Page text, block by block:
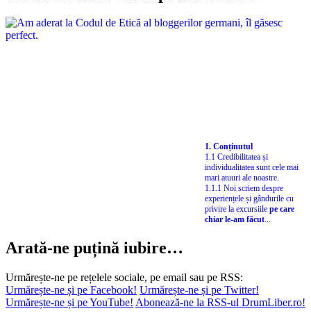
1. Conținutul
1.1 Credibilitatea și
individualitatea sunt cele mai
mari atuuri ale noastre.
1.1.1 Noi scriem despre
experiențele și gândurile cu
privire la excursiile pe care
chiar le-am făcut...
Arată-ne puțină iubire…
Urmărește-ne pe rețelele sociale, pe email sau pe RSS:
Urmărește-ne și pe Facebook! Urmărește-ne și pe Twitter!
Urmărește-ne și pe YouTube! Abonează-ne la RSS-ul DrumLiber.ro!